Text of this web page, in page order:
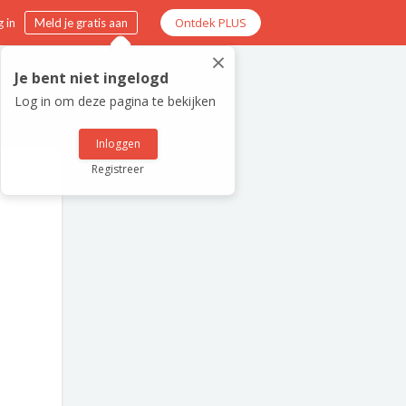
in Meld je gratis aan Ontdek PLUS
×
Je bent niet ingelogd
Log in om deze pagina te bekijken
Inloggen
Registreer